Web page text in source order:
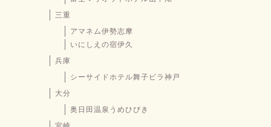
三重
アマネム伊勢志摩
いにしえの宿伊久
兵庫
シーサイドホテル舞子ビラ神戸
大分
奥日田温泉うめひびき